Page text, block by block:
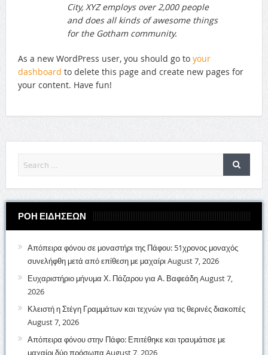
City, XYZ employs over 2,000 people
and does all kinds of awesome things
for the Gotham community.
As a new WordPress user, you should go to your
dashboard to delete this page and create new pages for
your content. Have fun!
ΡΟΗ ΕΙΔΗΣΕΩΝ
Απόπειρα φόνου σε μοναστήρι της Πάφου: 51χρονος μοναχός
συνελήφθη μετά από επίθεση με μαχαίριAugust 7, 2026
Ευχαριστήριο μήνυμα Χ. Πάζαρου για Α. ΒαφεάδηAugust 7,
2026
Κλειστή η Στέγη Γραμμάτων και τεχνών για τις θερινές διακοπές
August 7, 2026
Απόπειρα φόνου στην Πάφο: Επιτέθηκε και τραυμάτισε με
μαχαίρι δύο πρόσωπα August 7, 2026